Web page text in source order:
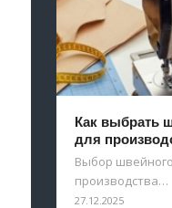
Как выбрать
для
Выбор
производства…
27.12.2025